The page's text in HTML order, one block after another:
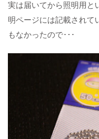
実は届いてから照明用と
明ページには記載されて
もなかったので･･･